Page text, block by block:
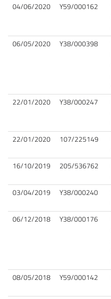
04/06/2020 Y59/000162
06/05/2020 Y38/000398
22/01/2020 Y38/000247
22/01/2020 107/225149
16/10/2019 205/536762
03/04/2019 Y38/000240
06/12/2018 Y38/000176
08/05/2018 Y59/000142